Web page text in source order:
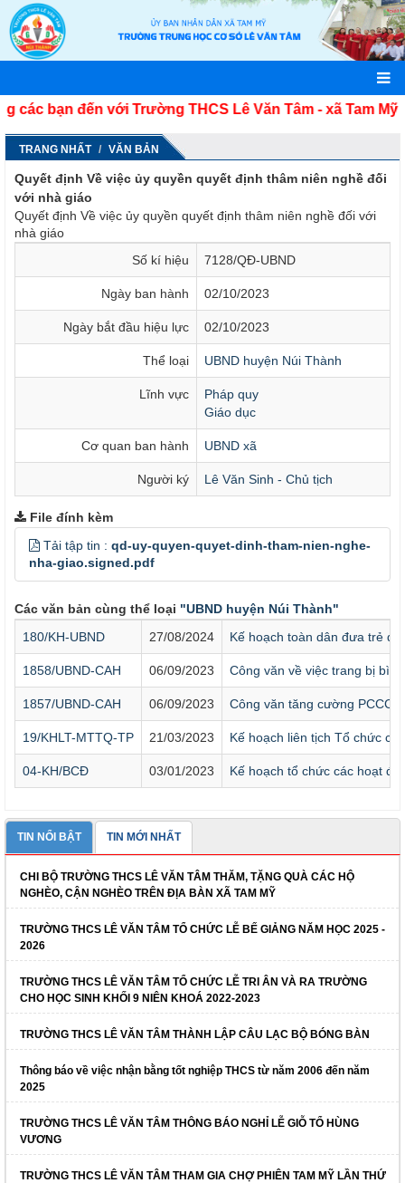
bạn đến với Trường THCS Lê Văn Tâm - xã Tam Mỹ -
TRANG NHẤT VĂN BẢN
Quyết định Về việc ủy quyền quyết định thâm niên nghề đối
với nhà giáo
Quyết định Về việc ủy quyền quyết định thâm niên nghề đối với
nhà giáo
Số kí hiệu
7128/QĐ-UBND
Ngày ban hành 02/10/2023
Ngày bắt đầu hiệu lực 02/10/2023
Thể loại UBND huyện Núi Thành
Lĩnh vực
Pháp quy
Giáo dục
Cơ quan ban hành UBND xã
Người ký Lê Văn Sinh - Chủ tịch
File đính kèm
Tải tập tin : qd-uy-quyen-quyet-dinh-tham-nien-nghe-
nha-giao.signed.pdf
Các văn bản cùng thể loại "UBND huyện Núi Thành"
180/KH-UBND
27/08/2024 Kế hoạch toàn dân đưa trẻ
1858/UBND-CAH 06/09/2023 Công văn về việc trang bị
1857/UBND-CAH 06/09/2023 Công văn tăng cường PCCC
19/KHLT-MTTQ-TP 21/03/2023 Kế hoạch liên tịch Tổ chức
04-KH/BCĐ 03/01/2023 Kế hoạch tổ chức các hoạt
TIN NỔI BẬT TIN MỚI NHẤT
CHI BỘ TRƯỜNG THCS LÊ VĂN TÂM THĂM, TẶNG QUÀ CÁC HỘ
NGHÈO, CẬN NGHÈO TRÊN ĐỊA BÀN XÃ TAM MỸ
TRƯỜNG THCS LÊ VĂN TÂM TỔ CHỨC LỄ BẾ GIẢNG NĂM HỌC 2025 -
2026
TRƯỜNG THCS LÊ VĂN TÂM TỔ CHỨC LỄ TRI ÂN VÀ RA TRƯỜNG
CHO HỌC SINH KHỐI 9 NIÊN KHOÁ 2022-2023
TRƯỜNG THCS LÊ VĂN TÂM THÀNH LẬP CÂU LẠC BỘ BÓNG BÀN
Thông báo về việc nhận bằng tốt nghiệp THCS từ năm 2006 đến năm
2025
TRƯỜNG THCS LÊ VĂN TÂM THÔNG BÁO NGHỈ LỄ GIỖ TỔ HÙNG
VƯƠNG
TRƯỜNG THCS LÊ VĂN TÂM THAM GIA CHỢ PHIÊN TAM MỸ LẦN THỨ